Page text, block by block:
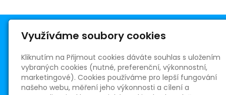
Římskokatolická farnost Telnice
Masarykovo nám. 5
664 59 Telnice
Využíváme soubory cookies
Kliknutím na Přijmout cookies dáváte souhlas s uložením
vybraných cookies (nutné, preferenční, výkonnostní,
marketingové). Cookies používáme pro lepší fungování
našeho webu, měření jeho výkonnosti a cílení a